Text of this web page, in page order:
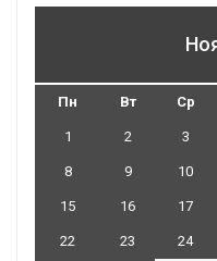
Пн Вт Ср
1 2 3
8 9 10
15 16 17
22 23 24